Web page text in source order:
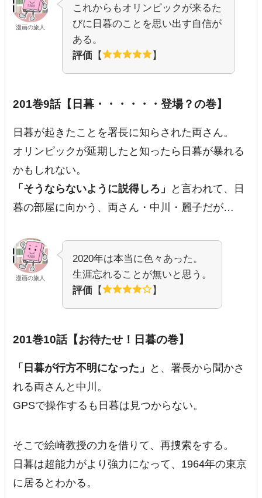
漫画の旅人
これからもオリンピックが来るた
びに日暮のことを思い出す自信が
ある。
評価 【 】
201巻9話【日暮・・・・・・登場？の巻】
日暮が起きたことを署長に知らされた両さん。
オリンピックが延期したと知ったら日暮が暴れる
かもしれない。
「そうならないように説得しろ」
と言われて、日
暮の部屋に向かう、両さん・中川・麗子だが…
漫画の旅人
2020年は本当に色々あった。
生涯忘れることが無いと思う。
評価 【 】
201巻10話【お待たせ！日暮の巻】
「日暮が行方不明になった」
と、署長から聞かさ
れる両さんと中川。
GPSで操作するも日暮は見つからない。
そこで絵崎教授の力を借りて、再捜索をする。
日暮は超能力がより強力になって、1964年の東京
に居るとわかる。